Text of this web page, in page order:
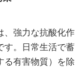
、強力な抗酸化作
す。日常生活で蓄
る有害物質）を除